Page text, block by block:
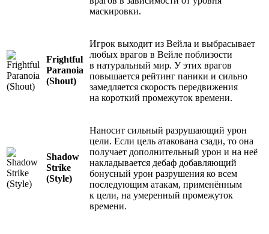
маскировки.
Frightful
Paranoia
(Shout)
Игрок выходит из Вейла и выбрасывает
любых врагов в Вейле поблизости
в натуральный мир. У этих врагов
повышается рейтинг паники и сильно
замедляется скорость передвижения
на короткий промежуток времени.
Shadow
Strike
(Style)
Наносит сильный разрушающий урон
цели. Если цель атакована сзади, то она
получает дополнительный урон и на неё
накладывается дебаф добавляющий
бонусный урон разрушения ко всем
последующим атакам, применённым
к цели, на умеренный промежуток
времени.